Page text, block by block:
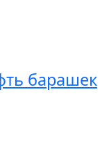
барашек